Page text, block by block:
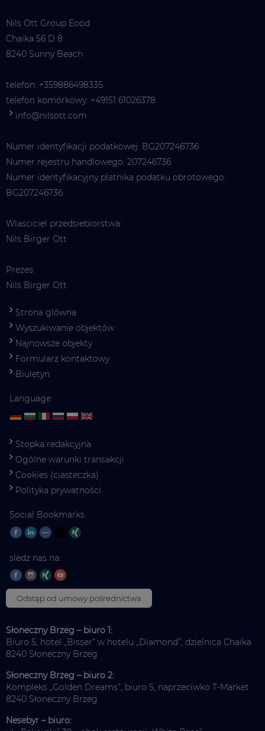
Nils Ott Group Eood
Chaika 56 D 8
8240 Sunny Beach
telefon: +359886498335
telefon komórkowy: +49151 61026378
info@nilsott.com
Numer identyfikacji podatkowej: BG207246736
Numer rejestru handlowego: 207246736
Numer identyfikacyjny platnika podatku obrotowego:
BG207246736
Wlasciciel przedsiebiorstwa:
Nils Birger Ott
Prezes:
Nils Birger Ott
Strona glówna
Wyszukiwanie objektów
Najnowsze objekty
Formularz kontaktowy
Biuletyn
Language:
Stopka redakcyjna
Ogólne warunki transakcji
Cookies (ciasteczka)
Polityka prywatności
Social Bookmarks:
sledz nas na:
Odstąp od umowy pośrednictwa
Słoneczny Brzeg – biuro 1:
Biuro 5, hotel „Bisser” w hotelu „Diamond”, dzielnica Chaika
8240 Słoneczny Brzeg
Słoneczny Brzeg – biuro 2:
Kompleks „Golden Dreams”, biuro 5, naprzeciwko T-Market
8240 Słoneczny Brzeg
Nesebyr – biuro: